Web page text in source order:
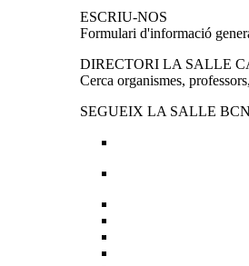
ESCRIU-NOS
Formulari d'informació
DIRECTORI LA SALLE
Cerca organismes,
SEGUEIX LA SALLE BCN